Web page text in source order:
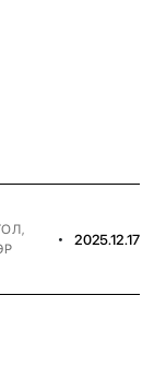
,
• 2025.12.17